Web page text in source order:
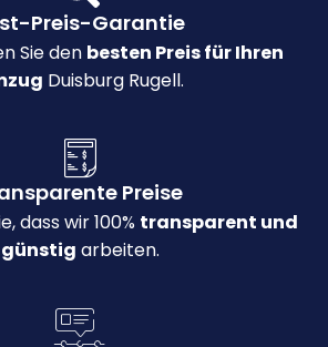
Preis-Garantie
Sie den besten Preis für Ihren
Duisburg Rugell.
Preise
dass wir 100% transparent und
günstig arbeiten.